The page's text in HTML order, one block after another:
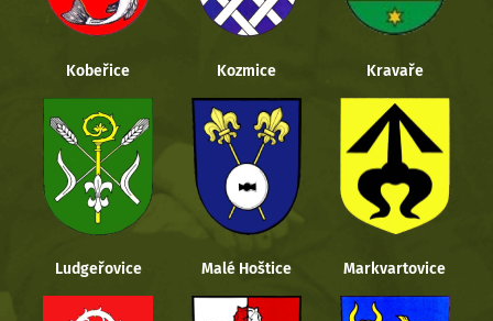
Kobeřice Kozmice Kravaře
Ludgeřovice Malé Hoštice Markvartovice